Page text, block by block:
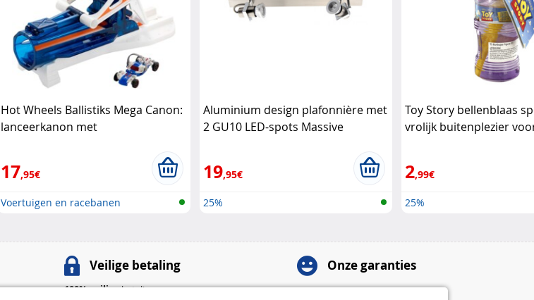
Hot Wheels Ballistiks Mega Canon:
lanceerkanon met
17,95€
Voertuigen en racebanen
Aluminium design plafonnière met
2 GU10 LED-spots Massive
19,95€
25%
Toy Story bellenblaas
vrolijk buitenplezier
2,99€
25%
Veilige betaling
100% veiligebetalingen
Onze garanties
Herroepingsrecht van 14 dagen